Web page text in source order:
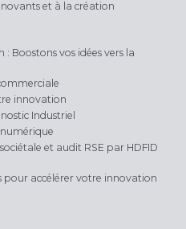
et à la création
Boostons vos idées vers la
innovation
Industriel
et audit RSE par HDFID
pour accélérer votre innovation